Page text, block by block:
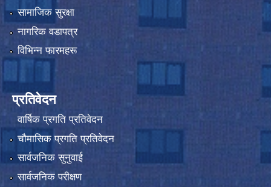
सामाजिक सुरक्षा
नागरिक वडापत्र
विभिन्न फारमहरू
प्रतिवेदन
वार्षिक प्रगति प्रतिवेदन
चौमासिक प्रगति प्रतिवेदन
सार्वजनिक सुनुवाई
सार्वजनिक परीक्षण